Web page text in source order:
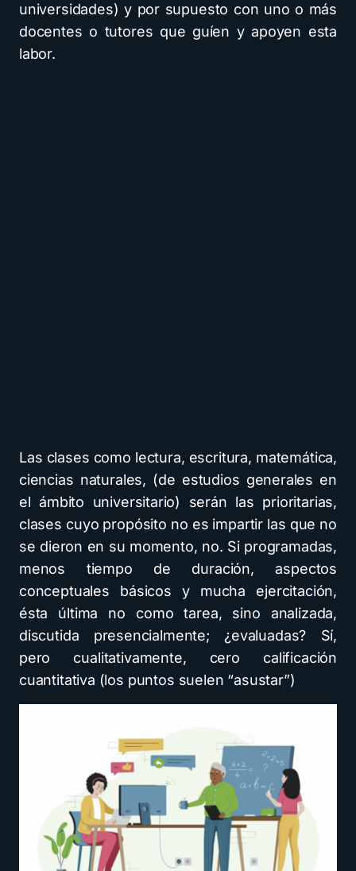
universidades) y por supuesto con uno o más
docentes o tutores que guíen y apoyen esta
labor.
Las clases como lectura, escritura, matemática,
ciencias naturales, (de estudios generales en
el ámbito universitario) serán las prioritarias,
clases cuyo propósito no es impartir las que no
se dieron en su momento, no. Si programadas,
menos tiempo de duración, aspectos
conceptuales básicos y mucha ejercitación,
ésta última no como tarea, sino analizada,
discutida presencialmente; ¿evaluadas? Sí,
pero cualitativamente, cero calificación
cuantitativa (los puntos suelen “asustar”)